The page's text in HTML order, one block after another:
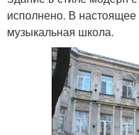
исполнено. В
музыкальная школа.